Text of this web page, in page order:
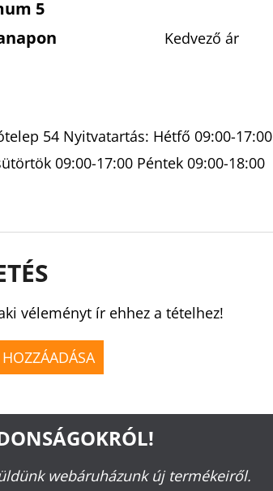
5
Kedvező ár
54 Nyitvatartás: Hétfő 09:00-17:00
09:00-17:00 Péntek 09:00-18:00
véleményt ír ehhez a tételhez!
webáruházunk új termékeiről.